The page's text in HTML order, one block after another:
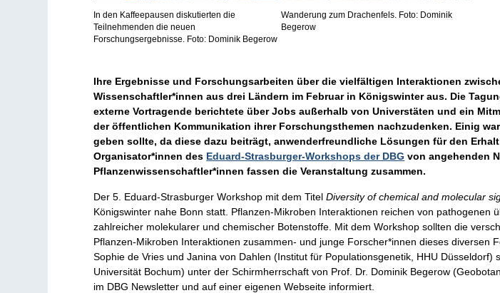
In den Kaffeepausen diskutierten die
Teilnehmenden die neuen
Forschungsergebnisse. Foto: Dominik Begerow
Wanderung zum Drachenfels. Foto: Dominik
Begerow
Ihre Ergebnisse und Forschungsarbeiten über die vielfältigen Interaktionen
Wissenschaftler*innen aus drei Ländern im Februar in Königswinter aus. Die
externe Vortragende berichtete über Jobs außerhalb von Universtäten und ein
der öffentlichen Kommunikation ihrer Forschungsthemen nachzudenken. Einig
geben sollte, da diese dazu beiträgt, anwenderfreundliche Lösungen für den
Organisator*innen des Eduard-Strasburger-Workshops der DBG von angehenden
Pflanzenwissenschaftler*innen fassen die Veranstaltung zusammen.
Der 5. Eduard-Strasburger Workshop mit dem TitelDiversity of chemical and molecular
Königswinter nahe Bonn statt. Pflanzen-Mikroben Interaktionen reichen von
zahlreicher molekularer und chemischer Botenstoffe. Mit dem Workshop sollten die
Pflanzen-Mikroben Interaktionen zusammen- und junge Forscher*innen dieses diversen
Sophie de Vries und Janina von Dahlen (Institut für Populationsgenetik, HHU
Universität Bochum) unter der Schirmherrschaft von Prof. Dr. Dominik Begerow
im DBG Newsletter und auf einer eigenen Webseite informiert.